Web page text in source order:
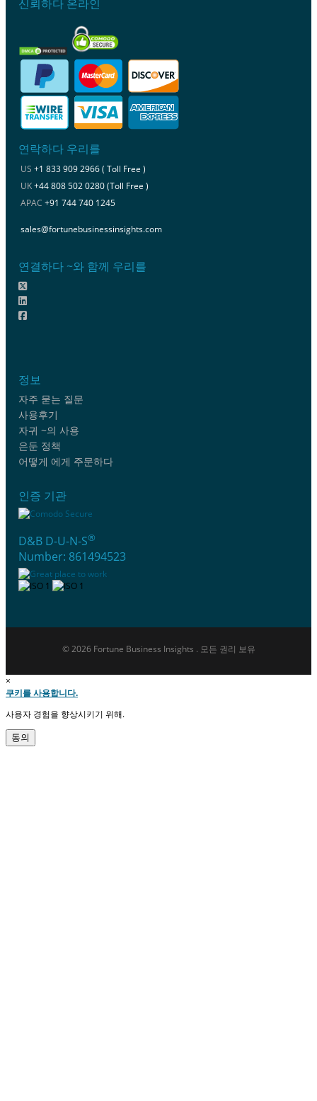
신뢰하다 온라인
연락하다 우리를
US +1 833 909 2966 ( Toll Free )
UK+44 808 502 0280 (Toll Free )
APAC +91 744 740 1245
sales@fortunebusinessinsights.com
연결하다 ~와 함께 우리를
정보
자주 묻는 질문
사용후기
자귀 ~의 사용
은둔 정책
어떻게 에게 주문하다
인증 기관
D&B D-U-N-S®
Number: 861494523
© 2026 Fortune Business Insights . 모든 권리 보유
×
쿠키를 사용합니다.
사용자 경험을 향상시키기 위해.
동의